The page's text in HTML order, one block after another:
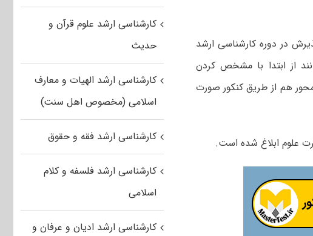
در دوره‌ کارشناسی ارشد
از ابتدا با مشخص کردن
هم از طریق کنکور صورت
علوم ابلاغ شده است.
کارشناسی ارشد علوم قرآن و
حدیث
کارشناسی ارشد الهیات و معارف
اسلامی (مخصوص اهل سنت)
کارشناسی ارشد فقه و حقوق
کارشناسی ارشد فلسفه و کلام
اسلامی
کارشناسی ارشد ادیان و عرفان و